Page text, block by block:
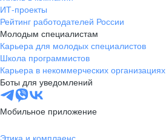
ИТ-проекты
Рейтинг работодателей России
Молодым специалистам
Карьера для молодых специалистов
Школа программистов
Карьера в некоммерческих организациях
Боты для уведомлений
Мобильное приложение